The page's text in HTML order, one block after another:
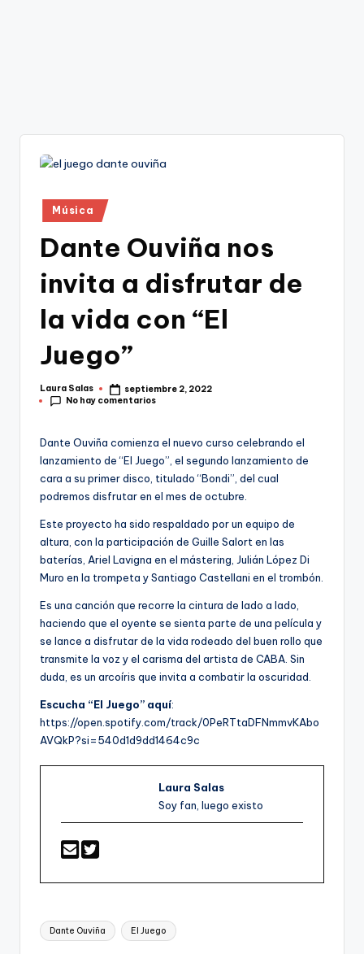
Publicado
en
Música
Dante Ouviña nos
invita a disfrutar de
la vida con “El
Juego”
Publicado
por
Laura Salas
septiembre 2, 2022
No hay comentarios
Dante Ouviña comienza el nuevo curso celebrando el
lanzamiento de “El Juego”, el segundo lanzamiento de
cara a su primer disco, titulado “Bondi”, del cual
podremos disfrutar en el mes de octubre.
Este proyecto ha sido respaldado por un equipo de
altura, con la participación de Guille Salort en las
baterías, Ariel Lavigna en el mástering, Julián López Di
Muro en la trompeta y Santiago Castellani en el trombón.
Es una canción que recorre la cintura de lado a lado,
haciendo que el oyente se sienta parte de una película y
se lance a disfrutar de la vida rodeado del buen rollo que
transmite la voz y el carisma del artista de CABA. Sin
duda, es un arcoíris que invita a combatir la oscuridad.
Escucha “El Juego” aquí:
https://open.spotify.com/track/0PeRTtaDFNmmvKAbo
AVQkP?si=540d1d9dd1464c9c
Laura Salas
Soy fan, luego existo
Etiquetas:
Dante Ouviña El Juego